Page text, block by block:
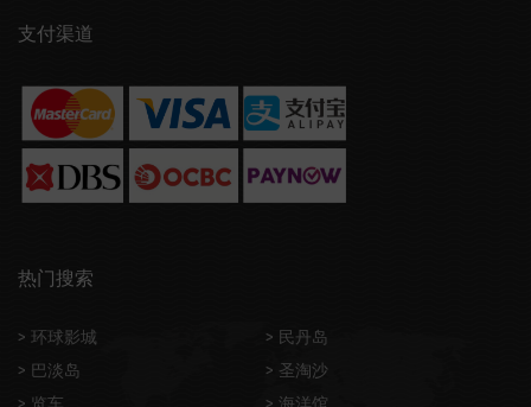
支付渠道
热门搜索
> 环球影城
> 民丹岛
> 巴淡岛
> 圣淘沙